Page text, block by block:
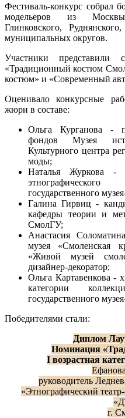
Фестиваль-конкурс собрал
модельеров из
Глинковского,
муниципальных округов.
Участники
«Традиционный костюм
костюм» и «Современный
Оценивало конкурсные
жюри в составе:
Ольга Курганова -
фондов Музея
Культурного центра
моды;
Наталья Журкова -
государственного
Галина Гирвиц -
кафедры теории и
СмолГУ;
Анастасия
музея «Смоленская
«Живой музей
дизайнер-декоратор;
Ольга Картавенкова -
категории
государственного
Победителями стали:
Диплом
Номинация
I возрастная
руководитель
«Этнографический
г.